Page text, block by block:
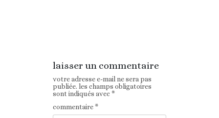
laisser un commentaire
votre adresse e-mail ne sera pas
publiée. les champs obligatoires
sont indiqués avec*
commentaire*